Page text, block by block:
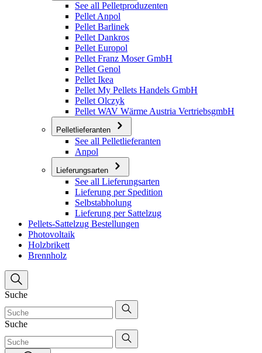
See all Pelletproduzenten
Pellet Anpol
Pellet Barlinek
Pellet Dankros
Pellet Europol
Pellet Franz Moser GmbH
Pellet Genol
Pellet Ikea
Pellet My Pellets Handels GmbH
Pellet Olczyk
Pellet WAV Wärme Austria VertriebsgmbH
Pelletlieferanten
See all Pelletlieferanten
Anpol
Lieferungsarten
See all Lieferungsarten
Lieferung per Spedition
Selbstabholung
Lieferung per Sattelzug
Pellets-Sattelzug Bestellungen
Photovoltaik
Holzbrikett
Brennholz
Suche
Suche